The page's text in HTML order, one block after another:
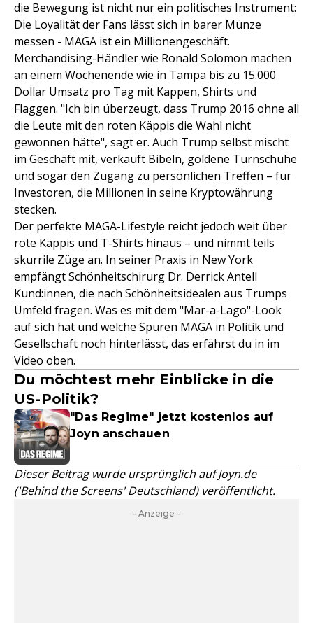
die Bewegung ist nicht nur ein politisches Instrument:
Die Loyalität der Fans lässt sich in barer Münze
messen - MAGA ist ein Millionengeschäft.
Merchandising-Händler wie Ronald Solomon machen
an einem Wochenende wie in Tampa bis zu 15.000
Dollar Umsatz pro Tag mit Kappen, Shirts und
Flaggen. "Ich bin überzeugt, dass Trump 2016 ohne all
die Leute mit den roten Käppis die Wahl nicht
gewonnen hätte", sagt er. Auch Trump selbst mischt
im Geschäft mit, verkauft Bibeln, goldene Turnschuhe
und sogar den Zugang zu persönlichen Treffen – für
Investoren, die Millionen in seine Kryptowährung
stecken.
Der perfekte MAGA-Lifestyle reicht jedoch weit über
rote Käppis und T-Shirts hinaus – und nimmt teils
skurrile Züge an. In seiner Praxis in New York
empfängt Schönheitschirurg Dr. Derrick Antell
Kund:innen, die nach Schönheitsidealen aus Trumps
Umfeld fragen. Was es mit dem "Mar-a-Lago"-Look
auf sich hat und welche Spuren MAGA in Politik und
Gesellschaft noch hinterlässt, das erfährst du in im
Video oben.
Du möchtest mehr Einblicke in die
US-Politik?
"Das Regime" jetzt kostenlos auf
Joyn anschauen
Dieser Beitrag wurde ursprünglich aufJoyn.de
('Behind the Screens' Deutschland)veröffentlicht.
- Anzeige -